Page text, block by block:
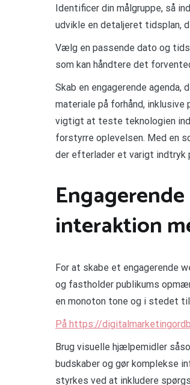
Identificer din målgruppe, så
udvikle en detaljeret tidsplan,
Vælg en passende dato og
som kan håndtere det
Skab en engagerende
materiale på forhånd,
vigtigt at teste teknologien
forstyrre oplevelsen. Med en
der efterlader et varigt indtryk
interaktion
For at skabe et engagerende
og fastholder publikums
en monoton tone og i stedet
På https://
Brug visuelle hjælpemidler
budskaber og gør komplekse
styrkes ved at inkludere